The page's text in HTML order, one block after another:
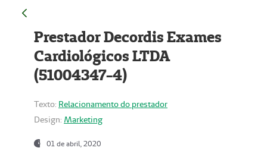
Prestador Decordis Exames
Cardiológicos LTDA
(51004347-4)
Texto: Relacionamento do prestador
Design: Marketing
01 de abril, 2020